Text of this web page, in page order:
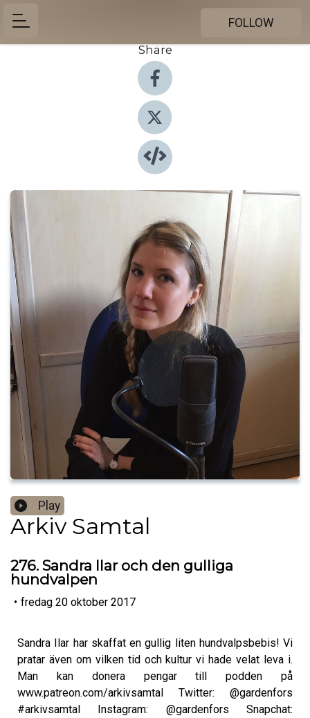
FOLLOW
Share
Play
Arkiv Samtal
276. Sandra Ilar och den gulliga
hundvalpen
• fredag 20 oktober 2017
Sandra Ilar har skaffat en gullig liten hundvalpsbebis! Vi
pratar även om vilken tid och kultur vi hade velat leva i.
Man kan donera pengar till podden på
www.patreon.com/arkivsamtal Twitter: @gardenfors
#arkivsamtal Instagram: @gardenfors Snapchat: